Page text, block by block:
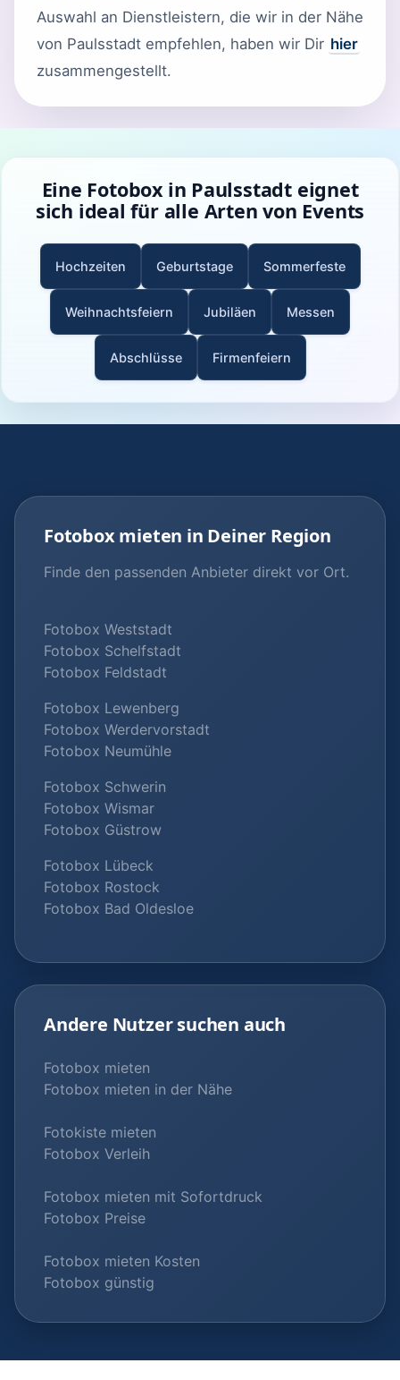
Auswahl an Dienstleistern, die wir in der Nähe
von Paulsstadt empfehlen, haben wir Dir hier
zusammengestellt.
Eine Fotobox in Paulsstadt eignet
sich ideal für alle Arten von Events
Hochzeiten Geburtstage Sommerfeste
Weihnachtsfeiern Jubiläen Messen
Abschlüsse Firmenfeiern
Fotobox mieten in Deiner Region
Finde den passenden Anbieter direkt vor Ort.
Fotobox Weststadt
Fotobox Schelfstadt
Fotobox Feldstadt
Fotobox Lewenberg
Fotobox Werdervorstadt
Fotobox Neumühle
Fotobox Schwerin
Fotobox Wismar
Fotobox Güstrow
Fotobox Lübeck
Fotobox Rostock
Fotobox Bad Oldesloe
Andere Nutzer suchen auch
Fotobox mieten
Fotobox mieten in der Nähe
Fotokiste mieten
Fotobox Verleih
Fotobox mieten mit Sofortdruck
Fotobox Preise
Fotobox mieten Kosten
Fotobox günstig